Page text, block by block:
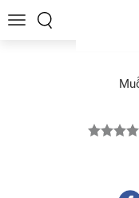
Toggle